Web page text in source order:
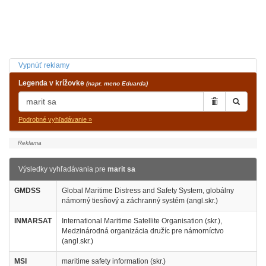
Vypnúť reklamy
Legenda v krížovke (napr. meno Eduarda)
Podrobné vyhľadávanie »
Výsledky vyhľadávania pre marit sa
GMDSS
Global Maritime Distress and Safety System, globálny
námorný tiesňový a záchranný systém (angl.skr.)
INMARSAT
International Maritime Satellite Organisation (skr.),
Medzinárodná organizácia družíc pre námorníctvo
(angl.skr.)
MSI maritime safety information (skr.)